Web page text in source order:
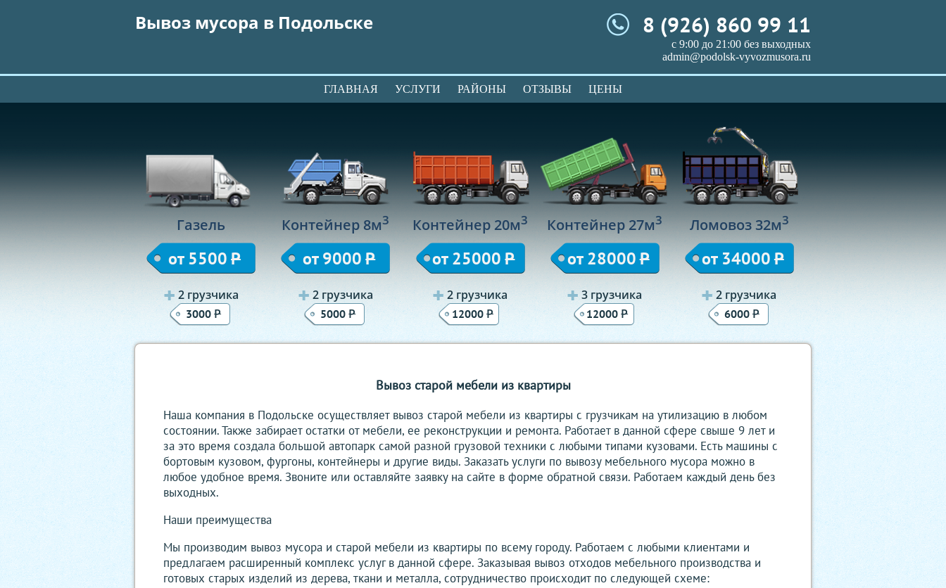
Вывоз мусора в Подольске 8 (926) 860 99 11
с 9:00 до 21:00 без выходных
admin@podolsk-vyvozmusora.ru
ГЛАВНАЯ УСЛУГИ РАЙОНЫ ОТЗЫВЫ ЦЕНЫ
Газель
от 5500Р
2 грузчика
3000Р
Контейнер 8м3
от 9000 Р
2 грузчика
5000Р
Контейнер 20м3
от 25000 Р
2 грузчика
12000 Р
Контейнер 27м3
от 28000Р
3 грузчика
12000Р
Ломовоз 32м3
от 34000Р
2 грузчика
6000Р
Вывоз старой мебели из квартиры
Наша компания в Подольске осуществляет вывоз старой мебели из квартиры с грузчикам на утилизацию в любом
состоянии. Также забирает остатки от мебели, ее реконструкции и ремонта. Работает в данной сфере свыше 9 лет и
за это время создала большой автопарк самой разной грузовой техники с любыми типами кузовами. Есть машины с
бортовым кузовом, фургоны, контейнеры и другие виды. Заказать услуги по вывозу мебельного мусора можно в
любое удобное время. Звоните или оставляйте заявку на сайте в форме обратной связи. Работаем каждый день без
выходных.
Наши преимущества
Мы производим вывоз мусора и старой мебели из квартиры по всему городу. Работаем с любыми клиентами и
предлагаем расширенный комплекс услуг в данной сфере. Заказывая вывоз отходов мебельного производства и
готовых старых изделий из дерева, ткани и металла, сотрудничество происходит по следующей схеме: